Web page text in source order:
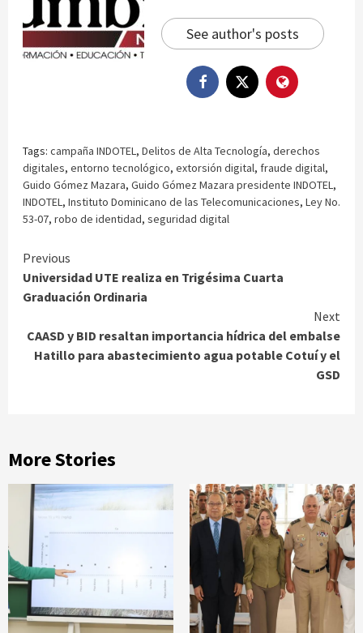
See author's posts
Tags: campaña INDOTEL, Delitos de Alta Tecnología, derechos
digitales, entorno tecnológico, extorsión digital, fraude digital,
Guido Gómez Mazara, Guido Gómez Mazara presidente INDOTEL,
INDOTEL, Instituto Dominicano de las Telecomunicaciones, Ley No.
53-07, robo de identidad, seguridad digital
Continue
Reading
Previous
Universidad UTE realiza en Trigésima Cuarta
Graduación Ordinaria
Next
CAASD y BID resaltan importancia hídrica del embalse
Hatillo para abastecimiento agua potable Cotuí y el
GSD
More Stories